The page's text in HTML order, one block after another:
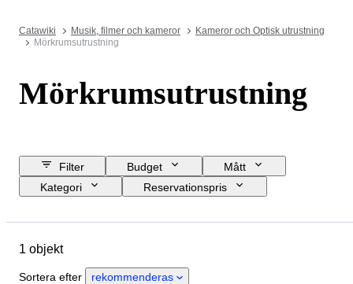
Catawiki Musik, filmer och kameror
Kameror och Optisk utrustning
Mörkrumsutrustning
Mörkrumsutrustning
Filter Budget
Mått
Kategori
Reservationspris
Testad och fungerande
1 objekt
Sortera efter rekommenderas